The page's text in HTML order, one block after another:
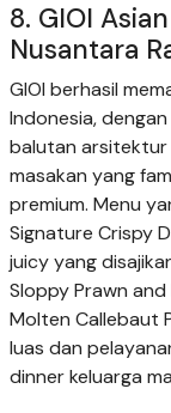
8. GIOI
Nusantara
GIOI berhasil
Indonesia,
balutan arsitektur
masakan yang
premium. Menu
Signature Crispy
juicy yang
Sloppy Prawn
Molten Callebaut
luas dan
dinner keluarga